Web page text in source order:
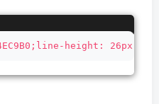
height: 26px;"